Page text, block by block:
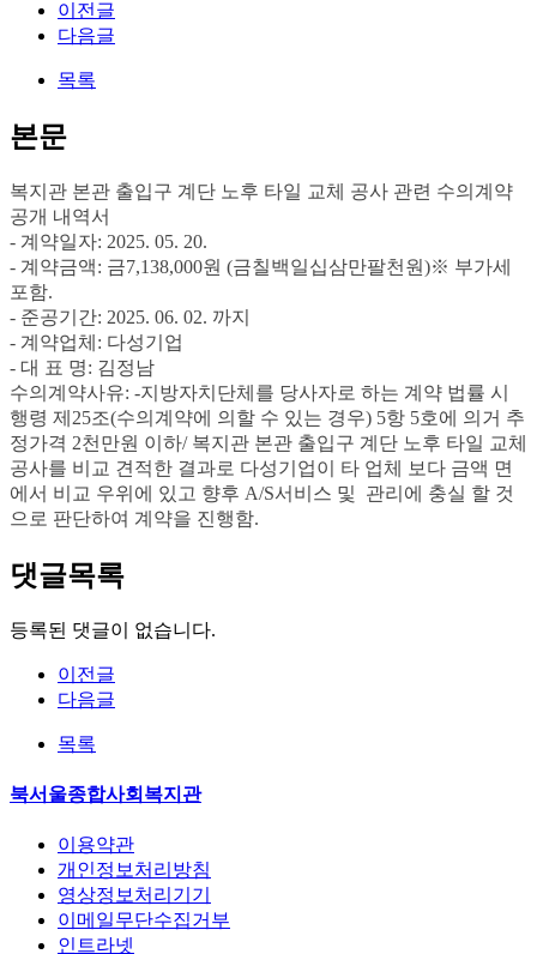
이전글
다음글
목록
본문
복지관 본관 출입구 계단 노후 타일 교체 공사 관련 수의계약
공개 내역서
- 계약일자: 2025. 05. 20.
- 계약금액: 금7,138,000원 (금칠백일십삼만팔천원)※ 부가세
포함.
- 준공기간: 2025. 06. 02. 까지
- 계약업체 : 다성기업
- 대 표 명: 김정남
수의계약사유: -지방자치단체를 당사자로 하는 계약 법률 시
행령 제 25조(수의계약에 의할 수 있는 경우) 5항 5호에 의거 추
정가격 2천만원 이하/ 복지관 본관 출입구 계단 노후 타일 교체
공사를 비교 견적한 결과로 다성기업이 타 업체 보다 금액 면
에서 비교 우위에 있고 향후 A/S서비스 및 관리에 충실 할 것
으로 판단하여 계약을 진행함.
댓글목록
등록된 댓글이 없습니다.
이전글
다음글
목록
북서울종합사회복지관
이용약관
개인정보처리방침
영상정보처리기기
이메일무단수집거부
인트라넷